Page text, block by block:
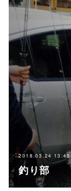
2018.03.24 13:45
釣り部